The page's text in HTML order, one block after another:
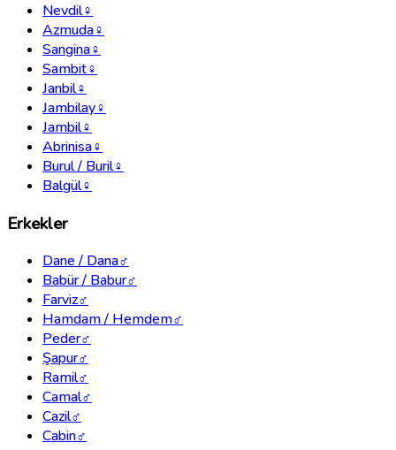
Nevdil♀
Azmuda♀
Sangina♀
Sambit♀
Janbil♀
Jambilay♀
Jambil♀
Abrinisa♀
Burul / Buril♀
Balgül♀
Erkekler
Dane / Dana♂
Babür / Babur♂
Farviz♂
Hamdam / Hemdem♂
Peder♂
Şapur♂
Ramil♂
Camal♂
Cazil♂
Cabin♂